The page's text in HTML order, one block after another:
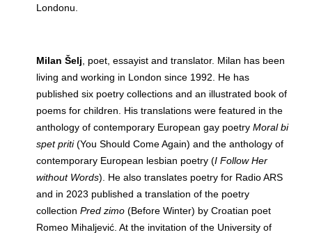
Londonu.
Milan Šelj , poet, essayist and translator. Milan has been
living and working in London since 1992. He has
published six poetry collections and an illustrated book of
poems for children. His translations were featured in the
anthology of contemporary European gay poetryMoral bi
spet priti(You Should Come Again) and the anthology of
contemporary European lesbian poetry (I Follow Her
without Words). He also translates poetry for Radio ARS
and in 2023 published a translation of the poetry
collectionPred zimo (Before Winter) by Croatian poet
Romeo Mihaljević. At the invitation of the University of